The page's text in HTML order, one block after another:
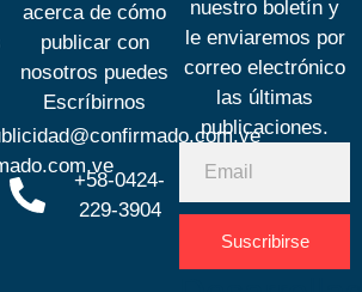
acerca de cómo
publicar con
nosotros puedes
Escríbirnos
+58-0424-
229-3904
nuestro boletín y
le enviaremos por
correo electrónico
las últimas
publicaciones.
Suscribirse